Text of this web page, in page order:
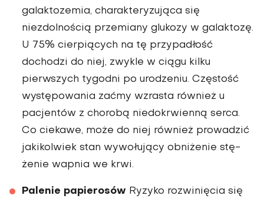
galaktozemia, charakte­ryzująca się
niezdolnością przemiany glukozy w ga­laktozę.
U 75% cierpiących na tę przypadłość
dochodzi do niej, zwykle w ciągu kilku
pierwszych tygodni po uro­dzeniu. Częstość
występowa­nia zaćmy wzrasta również u
pacjentów z chorobą nie­dokrwienną serca.
Co cie­kawe, może do niej również prowadzić
jakikolwiek stan wywołujący obniżenie stę­
żenie wapnia we krwi.
Palenie papierosów Ryzyko rozwinięcia się